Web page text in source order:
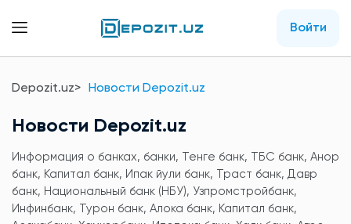
Войти
Depozit.uz Новости Depozit.uz
Новости Depozit.uz
Информация о банках, банки, Тенге банк, ТБС банк, Анор
банк, Капитал банк, Ипак йули банк, Траст банк, Давр
банк, Национальный банк (НБУ), Узпромстройбанк,
Инфинбанк, Турон банк, Алока банк, Капитал банк,